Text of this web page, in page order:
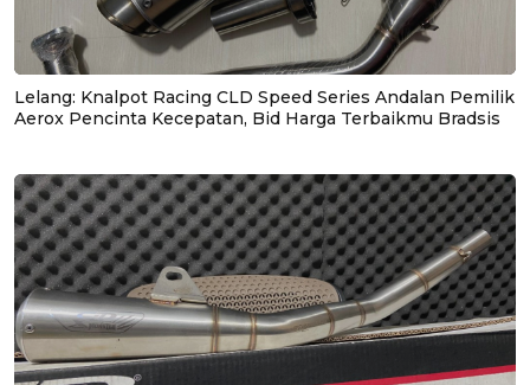
Lelang: Knalpot Racing CLD Speed Series Andalan Pemilik
Aerox Pencinta Kecepatan, Bid Harga Terbaikmu Bradsis